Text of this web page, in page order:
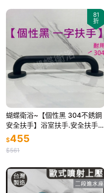
81
折
蝴蝶衛浴~【個性黑 304不銹鋼
安全扶手】浴室扶手.安全扶手.C
型扶手.防摔倒扶手.無障礙扶手.
廁所扶手.不鏽鋼扶手
$455
$561